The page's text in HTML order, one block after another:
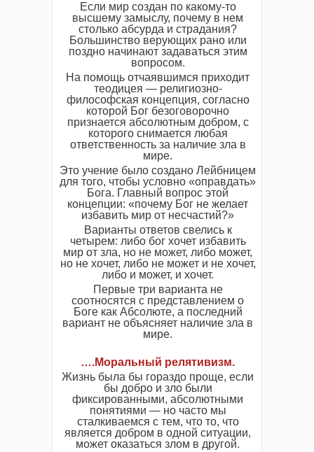
Если мир создан по какому-то
высшему замыслу, почему в нем
столько абсурда и страдания?
Большинство верующих рано или
поздно начинают задаваться этим
вопросом.
На помощь отчаявшимся приходит
теодицея — религиозно-
философская концепция, согласно
которой Бог безоговорочно
признается абсолютным добром, с
которого снимается любая
ответственность за наличие зла в
мире.
Это учение было создано Лейбницем
для того, чтобы условно «оправдать»
Бога. Главный вопрос этой
концепции: «почему Бог не желает
избавить мир от несчастий?»
Варианты ответов свелись к
четырем: либо бог хочет избавить
мир от зла, но не может, либо может,
но не хочет, либо не может и не хочет,
либо и может, и хочет.
Первые три варианта не
соотносятся с представлением о
Боге как Абсолюте, а последний
вариант не объясняет наличие зла в
мире.
….Моральный релятивизм.
Жизнь была бы гораздо проще, если
бы добро и зло были
фиксированными, абсолютными
понятиями — но часто мы
сталкиваемся с тем, что то, что
является добром в одной ситуации,
может оказаться злом в другой.